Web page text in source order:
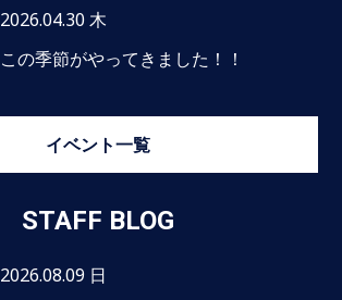
2026.04.30 木
この季節がやってきました！！
イベント一覧
STAFF BLOG
2026.08.09 日